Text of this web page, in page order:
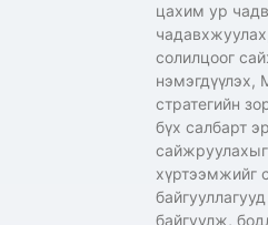
цахим ур
солилцоог
нэмэгдүүлэх,
стратегийн
бүх салбарт
хүртээмжийг
байгуулж,